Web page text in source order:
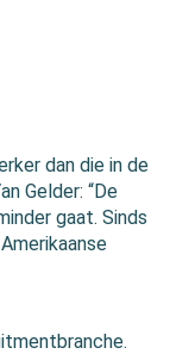
dan die in de
Gelder: “De
gaat. Sinds